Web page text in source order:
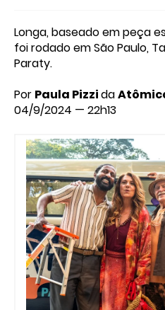
Longa, baseado em peça
foi rodado em São Paulo,
Paraty.
Por Paula Pizzida
04/9/2024 — 22h13